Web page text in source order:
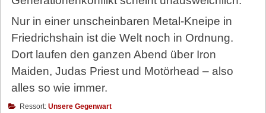
Nur in einer unscheinbaren Metal-Kneipe in
Friedrichshain ist die Welt noch in Ordnung.
Dort laufen den ganzen Abend über Iron
Maiden, Judas Priest und Motörhead – also
alles so wie immer.
Ressort: Unsere Gegenwart